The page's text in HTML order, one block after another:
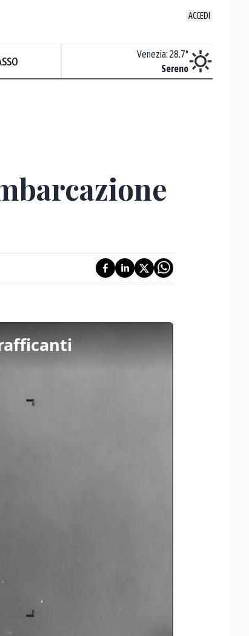
ACCEDI
Nuvoloso
Venezia: 28.7°
Sereno